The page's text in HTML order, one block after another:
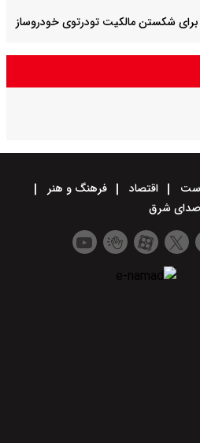
برای شکستن مالکیت تودرتوی خودروساز
۷۵ درصد کاهش یافت
اقتصاد
فرهنگ و هنر
صدای شرق